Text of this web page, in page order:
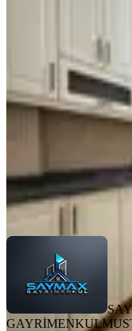
2+1·
SAYMAX
GAYRİMENKUL